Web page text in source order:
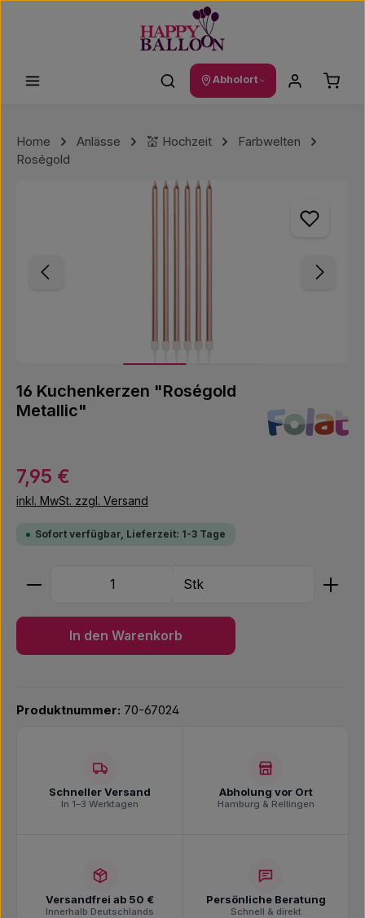
Abholort
Home Anlässe 💒 Hochzeit
Farbwelten
Roségold
16 Kuchenkerzen "Roségold
Metallic"
Regulärer Preis:
7,95 €
inkl. MwSt. zzgl. Versand
Sofort verfügbar, Lieferzeit: 1-3 Tage
Produkt Anzahl: Gib den gewünschten Wert ein
Stk
In den Warenkorb
Produktnummer: 70-67024
Schneller Versand
In 1–3 Werktagen
Abholung vor Ort
Hamburg & Rellingen
Versandfrei ab 50 €
Innerhalb Deutschlands
Persönliche Beratung
Schnell & direkt